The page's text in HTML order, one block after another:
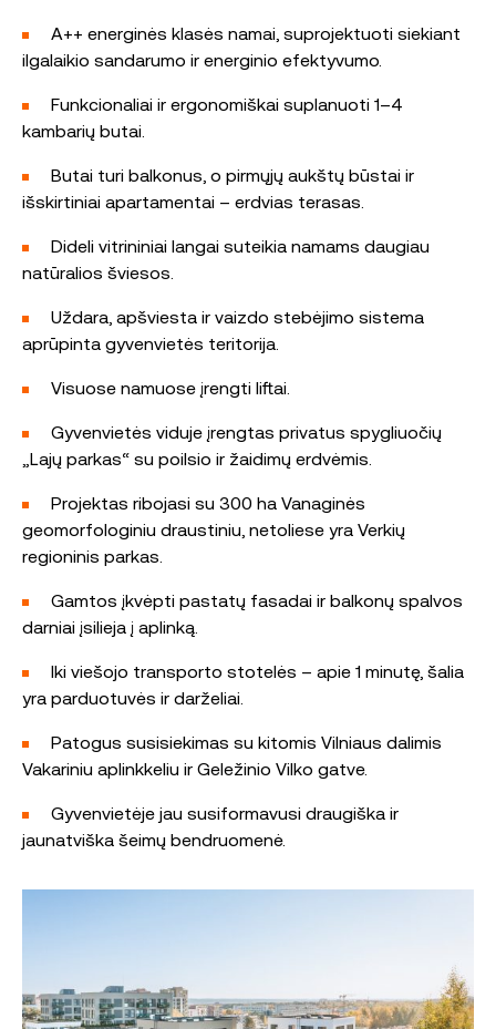
A++ energinės klasės namai, suprojektuoti siekiant
ilgalaikio sandarumo ir energinio efektyvumo.
Funkcionaliai ir ergonomiškai suplanuoti 1–4
kambarių butai.
Butai turi balkonus, o pirmųjų aukštų būstai ir
išskirtiniai apartamentai – erdvias terasas.
Dideli vitrininiai langai suteikia namams daugiau
natūralios šviesos.
Uždara, apšviesta ir vaizdo stebėjimo sistema
aprūpinta gyvenvietės teritorija.
Visuose namuose įrengti liftai.
Gyvenvietės viduje įrengtas privatus spygliuočių
„Lajų parkas“ su poilsio ir žaidimų erdvėmis.
Projektas ribojasi su 300 ha Vanaginės
geomorfologiniu draustiniu, netoliese yra Verkių
regioninis parkas.
Gamtos įkvėpti pastatų fasadai ir balkonų spalvos
darniai įsilieja į aplinką.
Iki viešojo transporto stotelės – apie 1 minutę, šalia
yra parduotuvės ir darželiai.
Patogus susisiekimas su kitomis Vilniaus dalimis
Vakariniu aplinkkeliu ir Geležinio Vilko gatve.
Gyvenvietėje jau susiformavusi draugiška ir
jaunatviška šeimų bendruomenė.